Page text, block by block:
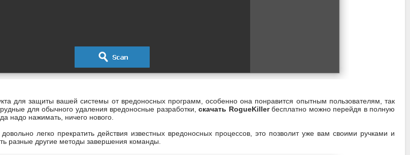
для защиты вашей системы от вредоносных программ, особенно она понравится опытным пользователям, так
для обычного удаления вредоносные разработки,скачать RogueKillerбесплатно можно перейдя в полную
надо нажимать, ничего нового.
легко прекратить действия известных вредоносных процессов, это позволит уже вам своими ручками и
разные другие методы завершения команды.